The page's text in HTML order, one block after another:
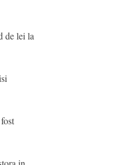
de lei la